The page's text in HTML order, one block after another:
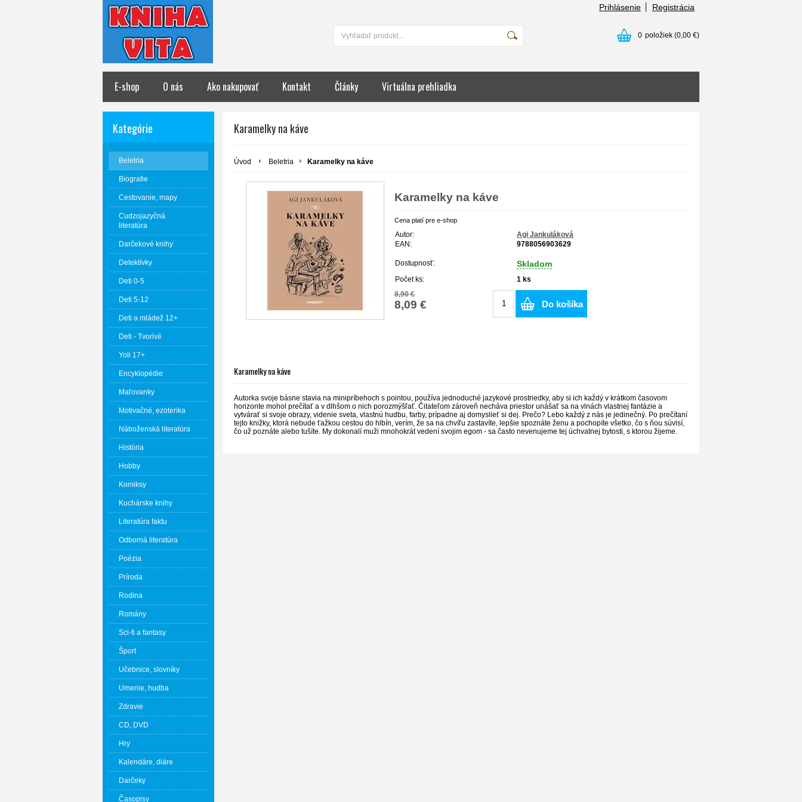
Prihlásenie Registrácia
0 položiek (0,00 €)
E-shop O nás Ako nakupovať Kontakt Články Virtuálna prehliadka
Kategórie
Beletria
Biografie
Cestovanie, mapy
Cudzojazyčná
literatúra
Darčekové knihy
Detektívky
Deti 0-5
Deti 5-12
Deti a mládež 12+
Deti - Tvorivé
Yoli 17+
Encyklopédie
Maľovanky
Motivačné, ezoterika
Náboženská literatúra
História
Hobby
Komiksy
Kuchárske knihy
Literatúra faktu
Odborná literatúra
Poézia
Príroda
Rodina
Romány
Sci-fi a fantasy
Šport
Učebnice, slovníky
Umenie, hudba
Zdravie
CD, DVD
Hry
Kalendáre, diáre
Darčeky
Časopisy
Karamelky na káve
Úvod Beletria Karamelky na káve
Karamelky na káve
Cena platí pre e-shop
Autor:
Agi Jankuláková
EAN:
9788056903629
Dostupnosť: Skladom
Počet ks: 1 ks
8,90 €
8,09 € Do košíka
Karamelky na káve
Autorka svoje básne stavia na minipríbehoch s pointou, používa jednoduché jazykové prostriedky, aby si ich každý v krátkom časovom
horizonte mohol prečítať a v dlhšom o nich porozmýšľať. Čitateľom zároveň necháva priestor unášať sa na vlnách vlastnej fantázie a
vytvárať si svoje obrazy, videnie sveta, vlastnú hudbu, farby, prípadne aj domyslieť si dej. Prečo? Lebo každý z nás je jedinečný. Po prečítaní
tejto knižky, ktorá nebude ťažkou cestou do hlbín, verím, že sa na chvíľu zastavíte, lepšie spoznáte ženu a pochopíte všetko, čo s ňou súvisí,
čo už poznáte alebo tušíte. My dokonalí muži mnohokrát vedení svojim egom - sa často nevenujeme tej úchvatnej bytosti, s ktorou žijeme.